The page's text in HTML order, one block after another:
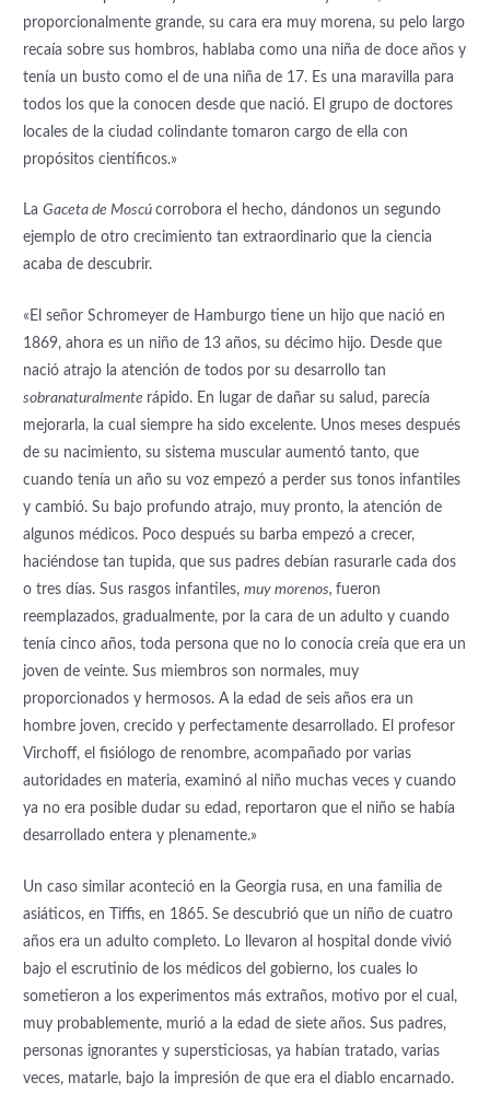
proporcionalmente grande, su cara era muy morena, su pelo largo
recaía sobre sus hombros, hablaba como una niña de doce años y
tenía un busto como el de una niña de 17. Es una maravilla para
todos los que la conocen desde que nació. El grupo de doctores
locales de la ciudad colindante tomaron cargo de ella con
propósitos científicos.»
LaGaceta de Moscúcorrobora el hecho, dándonos un segundo
ejemplo de otro crecimiento tan extraordinario que la ciencia
acaba de descubrir.
«El señor Schromeyer de Hamburgo tiene un hijo que nació en
1869, ahora es un niño de 13 años, su décimo hijo. Desde que
nació atrajo la atención de todos por su desarrollo tan
sobranaturalmente rápido. En lugar de dañar su salud, parecía
mejorarla, la cual siempre ha sido excelente. Unos meses después
de su nacimiento, su sistema muscular aumentó tanto, que
cuando tenía un año su voz empezó a perder sus tonos infantiles
y cambió. Su bajo profundo atrajo, muy pronto, la atención de
algunos médicos. Poco después su barba empezó a crecer,
haciéndose tan tupida, que sus padres debían rasurarle cada dos
o tres días. Sus rasgos infantiles,muy morenos,fueron
reemplazados, gradualmente, por la cara de un adulto y cuando
tenía cinco años, toda persona que no lo conocía creía que era un
joven de veinte. Sus miembros son normales, muy
proporcionados y hermosos. A la edad de seis años era un
hombre joven, crecido y perfectamente desarrollado. El profesor
Virchoff, el fisiólogo de renombre, acompañado por varias
autoridades en materia, examinó al niño muchas veces y cuando
ya no era posible dudar su edad, reportaron que el niño se había
desarrollado entera y plenamente.»
Un caso similar aconteció en la Georgia rusa, en una familia de
asiáticos, en Tiffis, en 1865. Se descubrió que un niño de cuatro
años era un adulto completo. Lo llevaron al hospital donde vivió
bajo el escrutinio de los médicos del gobierno, los cuales lo
sometieron a los experimentos más extraños, motivo por el cual,
muy probablemente, murió a la edad de siete años. Sus padres,
personas ignorantes y supersticiosas, ya habían tratado, varias
veces, matarle, bajo la impresión de que era el diablo encarnado.